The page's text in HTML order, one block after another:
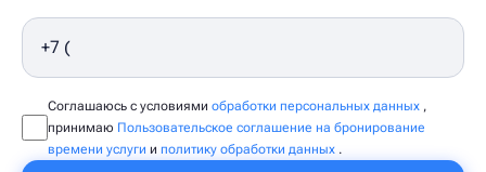
Соглашаюсь с условиями обработки персональных данных ,
принимаю Пользовательское соглашение на бронирование
времени услуги и политику обработки данных .